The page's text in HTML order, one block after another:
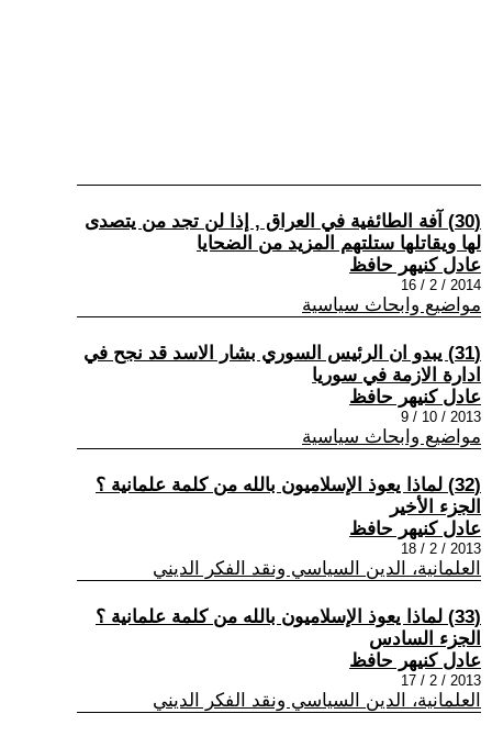
(30) آفة الطائفية في العراق , إذا لن تجد من يتصدى
لها ويقاتلها ستلتهم المزيد من الضحايا
عادل كنيهر حافظ
2014 / 2 / 16
مواضيع وابحاث سياسية
(31) يبدو ان الرئيس السوري بشار الاسد قد نجح في
ادارة الازمة في سوريا
عادل كنيهر حافظ
2013 / 10 / 9
مواضيع وابحاث سياسية
(32) لماذا يعوذ الإسلاميون بالله من كلمة علمانية ؟
الجزء الأخير
عادل كنيهر حافظ
2013 / 2 / 18
العلمانية، الدين السياسي ونقد الفكر الديني
(33) لماذا يعوذ الإسلاميون بالله من كلمة علمانية ؟
الجزء السادس
عادل كنيهر حافظ
2013 / 2 / 17
العلمانية، الدين السياسي ونقد الفكر الديني